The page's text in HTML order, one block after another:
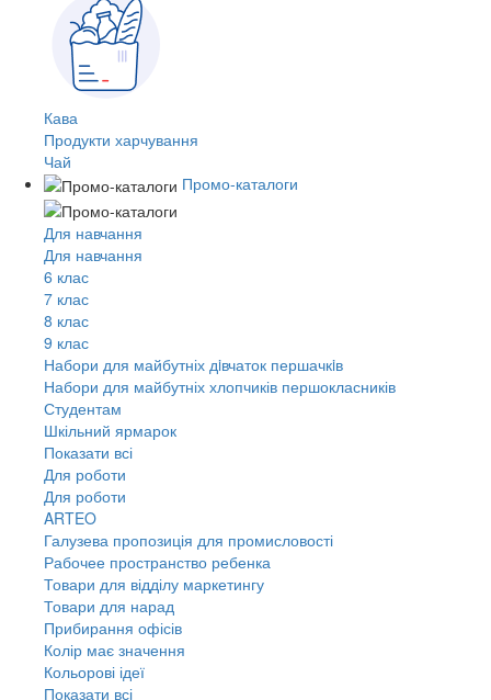
Кава
Продукти харчування
Чай
Промо-каталоги
Для навчання
Для навчання
6 клас
7 клас
8 клас
9 клас
Набори для майбутніх дiвчаток першачкiв
Набори для майбутніх хлопчиків першокласників
Студентам
Шкільний ярмарок
Показати всі
Для роботи
Для роботи
ARTEO
Галузева пропозиція для промисловості
Рабочее пространство ребенка
Товари для відділу маркетингу
Товари для нарад
Прибирання офісів
Колір має значення
Кольорові ідеї
Показати всі